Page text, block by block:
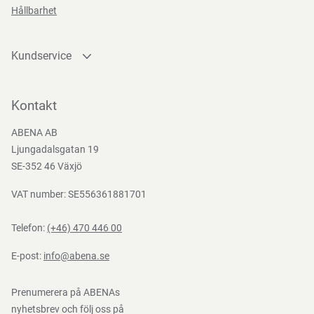
Teststandarder
388:2016
Hållbarhet
Kundservice
Bli kund
Nedladdningar
Kontakt
ABENA AB
Ljungadalsgatan 19
SE-352 46 Växjö
VAT number: SE556361881701
Telefon: (+46) 470 446 00
E-post: info@abena.se
Prenumerera på ABENAs
nyhetsbrev och följ oss på